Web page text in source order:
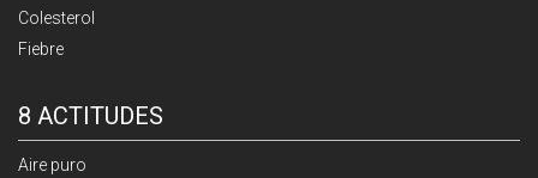
Colesterol
Fiebre
8 ACTITUDES
Aire puro